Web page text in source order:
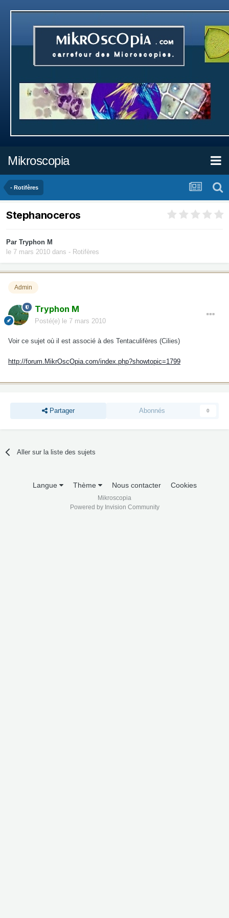
Mikroscopia
- Rotifères
Stephanoceros
Par Tryphon M
le 7 mars 2010 dans - Rotifères
Admin
Tryphon M
Posté(e) le 7 mars 2010
Voir ce sujet où il est associé à des Tentaculifères (Cilies)
http://forum.MikrOscOpia.com/index.php?showtopic=1799
Partager Abonnés 0
Aller sur la liste des sujets
Langue Thème Nous contacter Cookies
Mikroscopia
Powered by Invision Community